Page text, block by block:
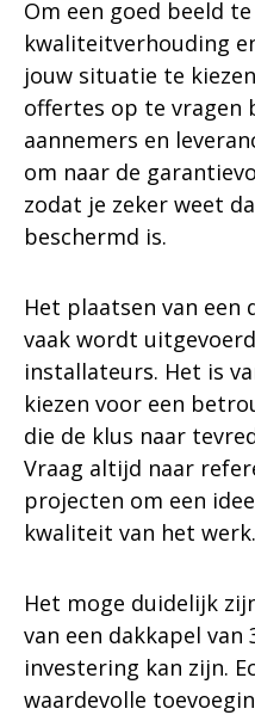
Om een goed beeld
kwaliteitverhouding
jouw situatie te
offertes op te vragen
aannemers en
om naar de
zodat je zeker weet
beschermd is.
Het plaatsen van een
vaak wordt
installateurs. Het is
kiezen voor een
die de klus naar
Vraag altijd naar
projecten om een
kwaliteit van het werk.
Het moge duidelijk
van een dakkapel
investering kan zijn.
waardevolle